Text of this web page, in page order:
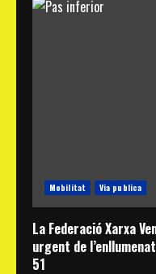
Mobilitat Via publica
La Federació Xarxa
urgent de
51